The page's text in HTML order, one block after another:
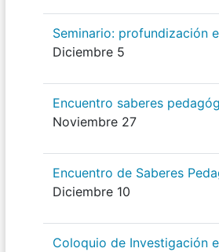
Seminario: profundización
Diciembre 5
Encuentro saberes
Noviembre 27
Encuentro de Saberes
Diciembre 10
Coloquio de Investigación